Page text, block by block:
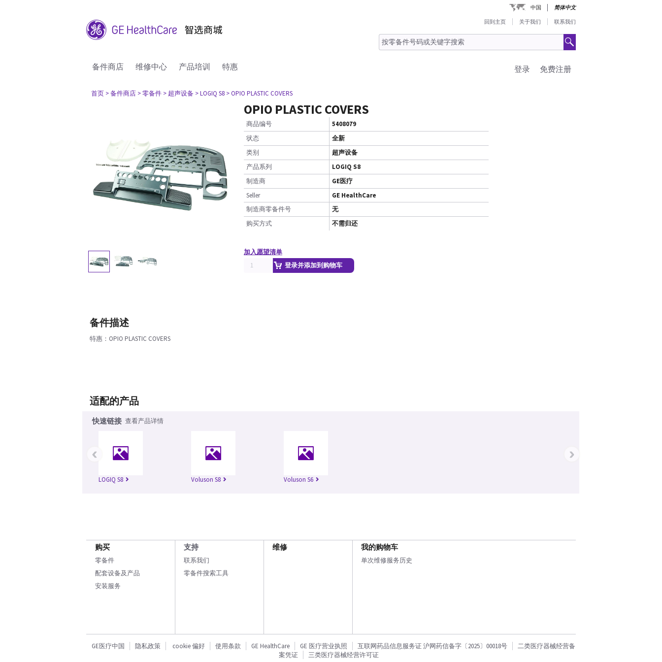
中国 简体中文
回到主页 关于我们 联系我们
备件商店 维修中心 产品培训 特惠 免费注册
登录
首页 > 备件商店 > 零备件 > 超声设备 > LOGIQ S8 > OPIO PLASTIC COVERS
OPIO PLASTIC COVERS
商品编号
5408079
状态
全新
类别
超声设备
产品系列
LOGIQ S8
制造商
GE医疗
Seller
GE HealthCare
制造商零备件号
无
购买方式
不需归还
加入愿望清单
登录并添加到购物车
备件描述
特惠：OPIO PLASTIC COVERS
适配的产品
快速链接 查看产品详情
LOGIQ S8 Voluson S8 Voluson S6
‹ ›
购买
零备件
配套设备及产品
安装服务
支持
联系我们
零备件搜索工具
维修 我的购物车
单次维修服务历史
GE医疗中国 隐私政策 cookie 偏好 使用条款 GE HealthCare GE 医疗营业执照 互联网药品信息服务证 沪网药信备字〔2025〕00018号
二类医疗器械经营备
案凭证
三类医疗器械经营许可证